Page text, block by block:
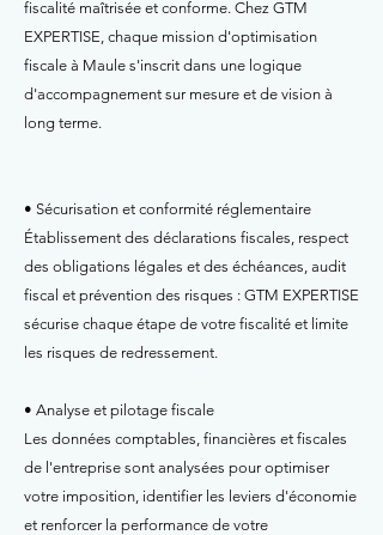
fiscalité maîtrisée et conforme. Chez GTM
EXPERTISE, chaque mission d'optimisation
fiscale à Maule s'inscrit dans une logique
d'accompagnement sur mesure et de vision à
long terme.
• Sécurisation et conformité réglementaire
Établissement des déclarations fiscales, respect
des obligations légales et des échéances, audit
fiscal et prévention des risques : GTM EXPERTISE
sécurise chaque étape de votre fiscalité et limite
les risques de redressement.
• Analyse et pilotage fiscale
Les données comptables, financières et fiscales
de l'entreprise sont analysées pour optimiser
votre imposition, identifier les leviers d'économie
et renforcer la performance de votre